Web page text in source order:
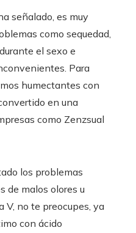
señalado, es muy
como sequedad,
el sexo e
Para
humectantes con
en una
como Zenzsual
los problemas
de malos olores u
V, no te preocupes, ya
con ácido